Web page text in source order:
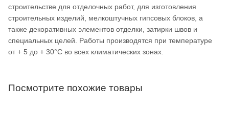
строительстве для отделочных работ, для изготовления
строительных изделий, мелкоштучных гипсовых блоков, а
также декоративных элементов отделки, затирки швов и
специальных целей. Работы производятся при температуре
от + 5 до + 30°С во всех климатических зонах.
Посмотрите похожие товары